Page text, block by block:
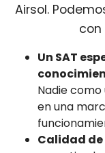
Airsol.
Un SAT
Nadie
en una
Calidad